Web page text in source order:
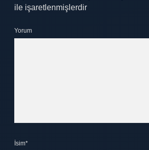
ile işaretlenmişlerdir
Yorum
İsim*